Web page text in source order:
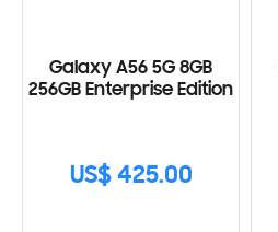
Galaxy A56 5G 8GB
256GB Enterprise Edition
US$ 425.00